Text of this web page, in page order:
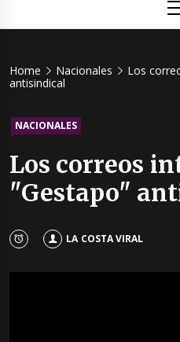
Home Nacionales
Los
antisindical
NACIONALES
Los correos
"Gestapo"
LA COSTA VIRAL